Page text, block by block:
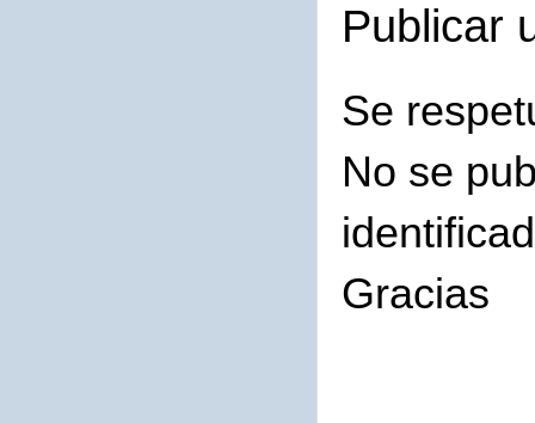
Publicar
Se
No se
Gracias